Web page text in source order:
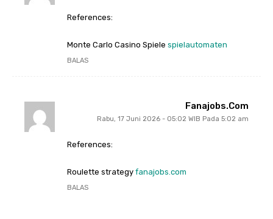
References:
Monte Carlo Casino Spiele spielautomaten
BALAS
Fanajobs.com
Rabu, 17 Juni 2026 - 05:02 WIB Pada 5:02 am
References:
Roulette strategy fanajobs.com
BALAS